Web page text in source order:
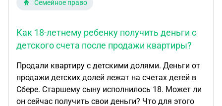
Семейное право
Как 18-летнему ребенку получить деньги с
детского счета после продажи квартиры?
Продали квартиру с детскими долями. Деньги от
продажи детских долей лежат на счетах детей в
Сбере. Старшему сыну исполнилось 18. Может ли
он сейчас получить свои деньги? Что для этого